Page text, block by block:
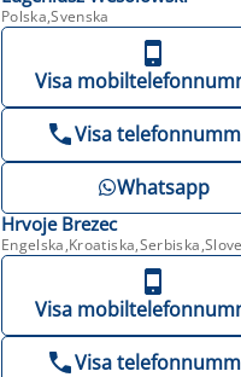
Polska,Svenska
Visa
Visa
Whatsapp
Hrvoje Brezec
Visa
Visa